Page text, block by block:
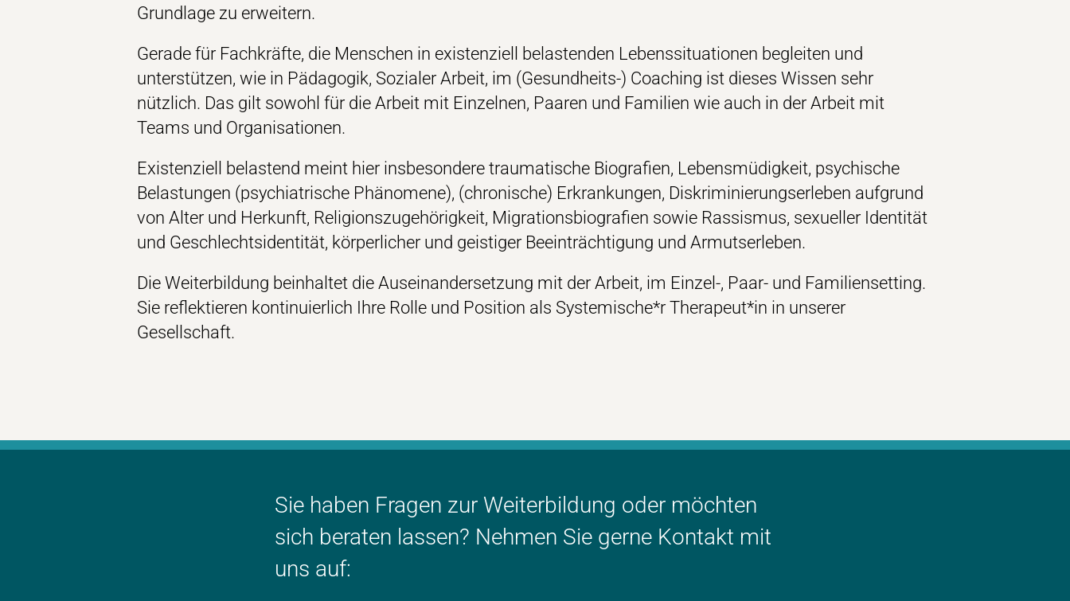
Grundlage zu erweitern.
Gerade für Fachkräfte, die Menschen in existenziell belastenden Lebenssituationen begleiten und
unterstützen, wie in Pädagogik, Sozialer Arbeit, im (Gesundheits-) Coaching ist dieses Wissen sehr
nützlich. Das gilt sowohl für die Arbeit mit Einzelnen, Paaren und Familien wie auch in der Arbeit mit
Teams und Organisationen.
Existenziell belastend meint hier insbesondere traumatische Biografien, Lebensmüdigkeit, psychische
Belastungen (psychiatrische Phänomene), (chronische) Erkrankungen, Diskriminierungserleben aufgrund
von Alter und Herkunft, Religionszugehörigkeit, Migrationsbiografien sowie Rassismus, sexueller Identität
und Geschlechtsidentität, körperlicher und geistiger Beeinträchtigung und Armutserleben.
Die Weiterbildung beinhaltet die Auseinandersetzung mit der Arbeit, im Einzel-, Paar- und Familiensetting.
Sie reflektieren kontinuierlich Ihre Rolle und Position als Systemische*r Therapeut*in in unserer
Gesellschaft.
Sie haben Fragen zur Weiterbildung oder möchten
sich beraten lassen? Nehmen Sie gerne Kontakt mit
uns auf: